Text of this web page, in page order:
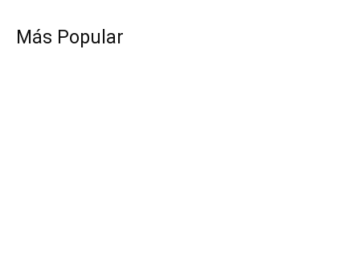
Más Popular